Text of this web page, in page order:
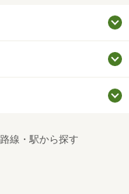
路線・駅から探す